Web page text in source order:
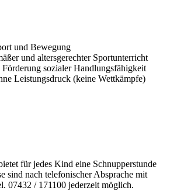
und Bewegung
und altersgerechter Sportunterricht
sozialer Handlungsfähigkeit
Leistungsdruck (keine Wettkämpfe)
für jedes Kind eine Schnupperstunde
sind nach telefonischer Absprache mit
07432 / 171100 jederzeit möglich.